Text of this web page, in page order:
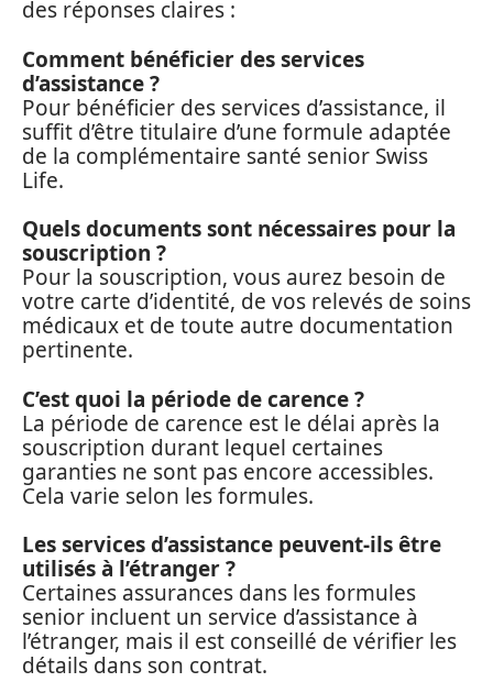
des réponses claires :
Comment bénéficier des services
d’assistance ?
Pour bénéficier des services d’assistance, il
suffit d’être titulaire d’une formule adaptée
de la complémentaire santé senior Swiss
Life.
Quels documents sont nécessaires pour la
souscription ?
Pour la souscription, vous aurez besoin de
votre carte d’identité, de vos relevés de soins
médicaux et de toute autre documentation
pertinente.
C’est quoi la période de carence ?
La période de carence est le délai après la
souscription durant lequel certaines
garanties ne sont pas encore accessibles.
Cela varie selon les formules.
Les services d’assistance peuvent-ils être
utilisés à l’étranger ?
Certaines assurances dans les formules
senior incluent un service d’assistance à
l’étranger, mais il est conseillé de vérifier les
détails dans son contrat.